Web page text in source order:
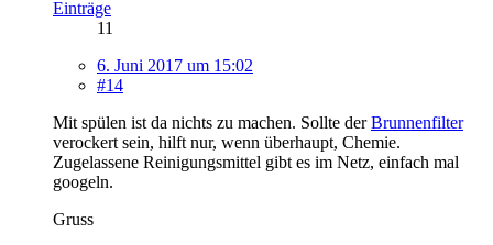
Einträge
11
6. Juni 2017 um 15:02
#14
Mit spülen ist da nichts zu machen. Sollte derBrunnenfilter
verockert sein, hilft nur, wenn überhaupt, Chemie.
Zugelassene Reinigungsmittel gibt es im Netz, einfach mal
googeln.
Gruss